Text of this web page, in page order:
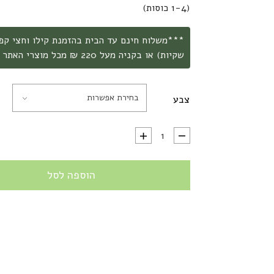
(1-4 כוסות)
שקיות) או בקניה מעל 220 ₪ מכל מוצרי האתר ***
צבע בחירת אפשרות
כמות של קונוס הריו קרמי פורצלן לקפה פילטר Hario V60 Ceramic dripper
הוספה לסל